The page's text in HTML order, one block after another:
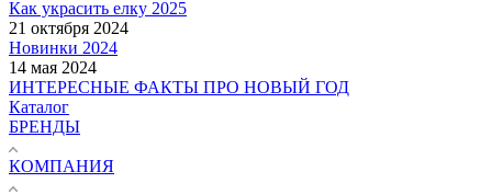
Как украсить елку 2025
21 октября 2024
Новинки 2024
14 мая 2024
ИНТЕРЕСНЫЕ ФАКТЫ ПРО НОВЫЙ ГОД
Каталог
БРЕНДЫ
КОМПАНИЯ